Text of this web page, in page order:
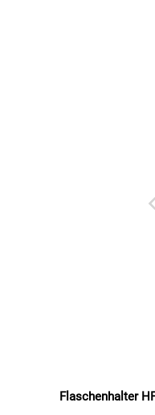
Flaschenhalter